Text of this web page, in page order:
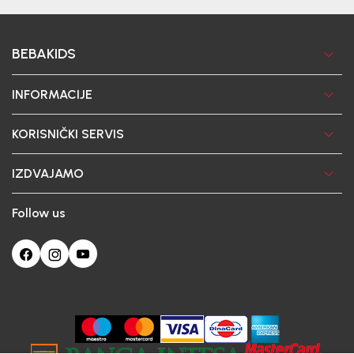
BEBAKIDS
INFORMACIJE
KORISNIČKI SERVIS
IZDVAJAMO
Follow us